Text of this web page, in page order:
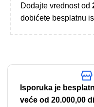
Dodajte vrednost od
dobićete besplatnu
Isporuka je
veće od 20.000,00